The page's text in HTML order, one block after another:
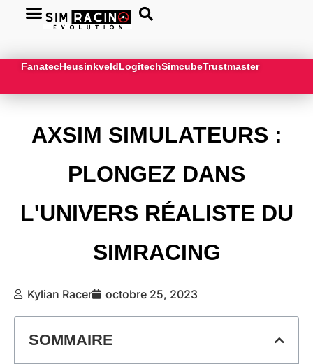
FanatecHeusinkveldLogitechSimcubeTrustmaster
AXSIM SIMULATEURS :
PLONGEZ DANS
L'UNIVERS RÉALISTE DU
SIMRACING
Kylian Racer octobre 25, 2023
SOMMAIRE